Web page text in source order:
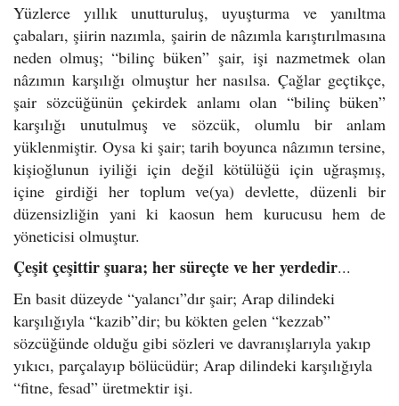
Yüzlerce yıllık unutturuluş, uyuşturma ve yanıltma
çabaları, şiirin nazımla, şairin de nâzımla karıştırılmasına
neden olmuş; “bilinç büken” şair, işi nazmetmek olan
nâzımın karşılığı olmuştur her nasılsa. Çağlar geçtikçe,
şair sözcüğünün çekirdek anlamı olan “bilinç büken”
karşılığı unutulmuş ve sözcük, olumlu bir anlam
yüklenmiştir. Oysa ki şair; tarih boyunca nâzımın tersine,
kişioğlunun iyiliği için değil kötülüğü için uğraşmış,
içine girdiği her toplum ve(ya) devlette, düzenli bir
düzensizliğin yani ki kaosun hem kurucusu hem de
yöneticisi olmuştur.
Çeşit çeşittir şuara; her süreçte ve her yerdedir...
En basit düzeyde “yalancı”dır şair; Arap dilindeki
karşılığıyla “kazib”dir; bu kökten gelen “kezzab”
sözcüğünde olduğu gibi sözleri ve davranışlarıyla yakıp
yıkıcı, parçalayıp bölücüdür; Arap dilindeki karşılığıyla
“fitne, fesad” üretmektir işi.